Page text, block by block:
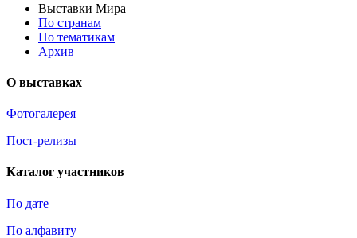
Выставки Мира
По странам
По тематикам
Архив
О выставках
Фотогалерея
Пост-релизы
Каталог участников
По дате
По алфавиту